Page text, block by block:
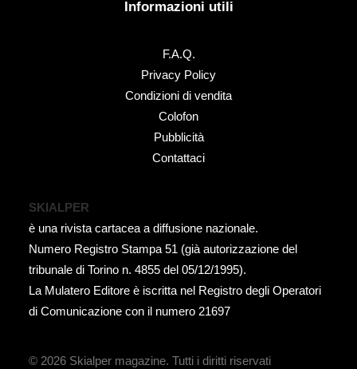
Informazioni utili
F.A.Q.
Privacy Policy
Condizioni di vendita
Colofon
Pubblicità
Contattaci
SKIALPER
è una rivista cartacea a diffusione nazionale.
Numero Registro Stampa 51 (già autorizzazione del
tribunale di Torino n. 4855 del 05/12/1995).
La Mulatero Editore è iscritta nel Registro degli Operatori
di Comunicazione con il numero 21697
© 2026 Skialper magazine. Tutti i diritti riservati